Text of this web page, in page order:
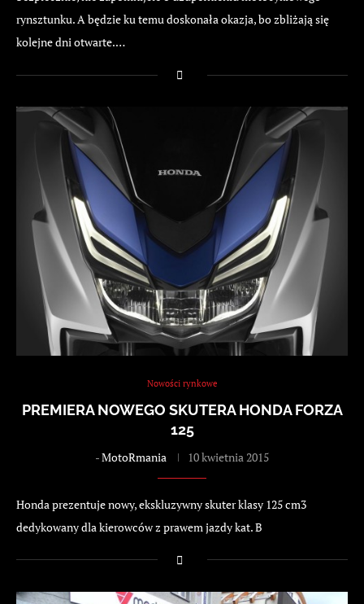
rynsztunku. A będzie ku temu doskonała okazja, bo zbliżają się
kolejne dni otwarte.…
Nowości rynkowe
PREMIERA NOWEGO SKUTERA HONDA FORZA
125
-MotoRmania 10 kwietnia 2015
Honda prezentuje nowy, ekskluzywny skuter klasy 125 cm3
dedykowany dla kierowców z prawem jazdy kat. B